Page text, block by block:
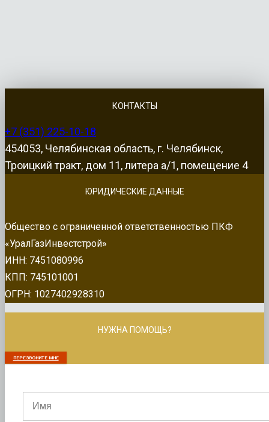
КОНТАКТЫ
+7 (351) 225-10-18
454053, Челябинская область, г. Челябинск,
Троицкий тракт, дом 11, литера а/1, помещение 4
ЮРИДИЧЕСКИЕ ДАННЫЕ
Общество с ограниченной ответственностью ПКФ
«УралГазИнвестстрой»
ИНН: 7451080996
КПП: 745101001
ОГРН: 1027402928310
НУЖНА ПОМОЩЬ?
ПЕРЕЗВОНИТЕ МНЕ